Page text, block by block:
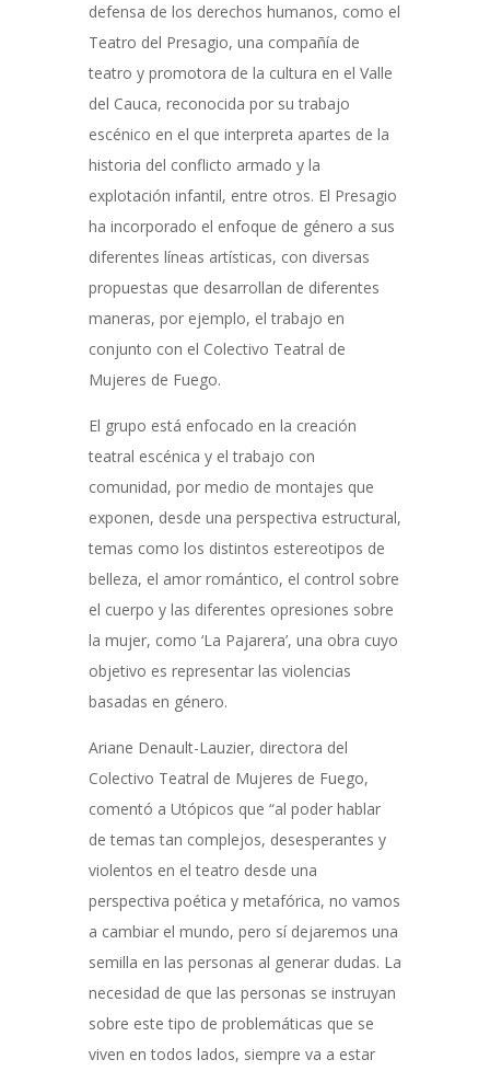
defensa de los derechos humanos, como el
Teatro del Presagio, una compañía de
teatro y promotora de la cultura en el Valle
del Cauca, reconocida por su trabajo
escénico en el que interpreta apartes de la
historia del conflicto armado y la
explotación infantil, entre otros. El Presagio
ha incorporado el enfoque de género a sus
diferentes líneas artísticas, con diversas
propuestas que desarrollan de diferentes
maneras, por ejemplo, el trabajo en
conjunto con el Colectivo Teatral de
Mujeres de Fuego.
El grupo está enfocado en la creación
teatral escénica y el trabajo con
comunidad, por medio de montajes que
exponen, desde una perspectiva estructural,
temas como los distintos estereotipos de
belleza, el amor romántico, el control sobre
el cuerpo y las diferentes opresiones sobre
la mujer, como ‘La Pajarera’, una obra cuyo
objetivo es representar las violencias
basadas en género.
Ariane Denault-Lauzier, directora del
Colectivo Teatral de Mujeres de Fuego,
comentó a Utópicos que “al poder hablar
de temas tan complejos, desesperantes y
violentos en el teatro desde una
perspectiva poética y metafórica, no vamos
a cambiar el mundo, pero sí dejaremos una
semilla en las personas al generar dudas. La
necesidad de que las personas se instruyan
sobre este tipo de problemáticas que se
viven en todos lados, siempre va a estar